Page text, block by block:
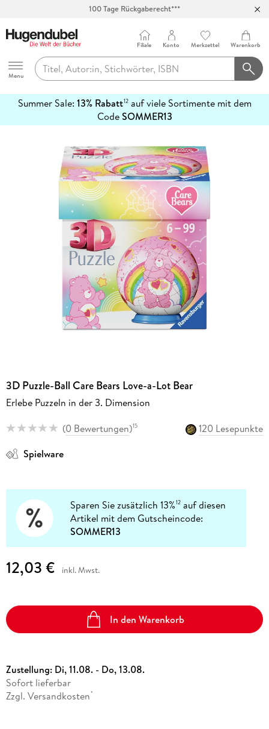
Hugendubel
Menu
Filiale Konto Merkzettel Warenkorb
Summer Sale: 13% Rabatt12auf viele Sortimente mit dem
CodeSOMMER13
erfahren
3D Puzzle-Ball Care Bears Love-a-Lot Bear
Erlebe Puzzeln in der 3. Dimension
(0 Bewertungen)15
120 Lesepunkte
Spielware
Sparen Sie zusätzlich 13%12 auf diesen
Artikel mit dem Gutscheincode:
SOMMER13
12,03 € inkl. Mwst.
In den Warenkorb
Zustellung: Di, 11.08. - Do, 13.08.
Sofort lieferbar
Zzgl. Versandkosten *